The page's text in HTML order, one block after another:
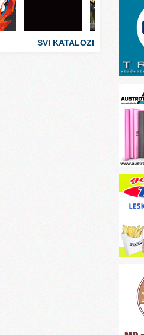
SVI KATALOZI